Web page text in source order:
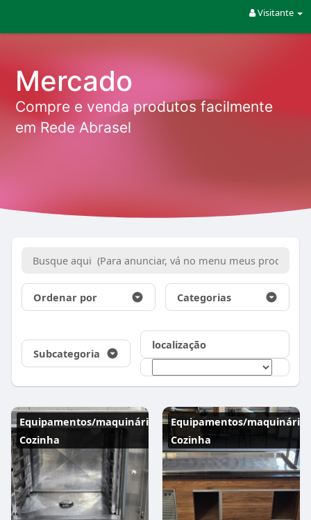
Visitante
Mercado
Compre e venda produtos facilmente
em Rede Abrasel
Ordenar por Categorias
Subcategoria
localização
Equipamentos/maquinários
Cozinha
Equipamentos/maquinários
Cozinha